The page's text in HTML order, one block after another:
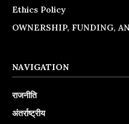
Ethics Policy
OWNERSHIP, FUNDING,
NAVIGATION
राजनीति
अंतर्राष्ट्रीय